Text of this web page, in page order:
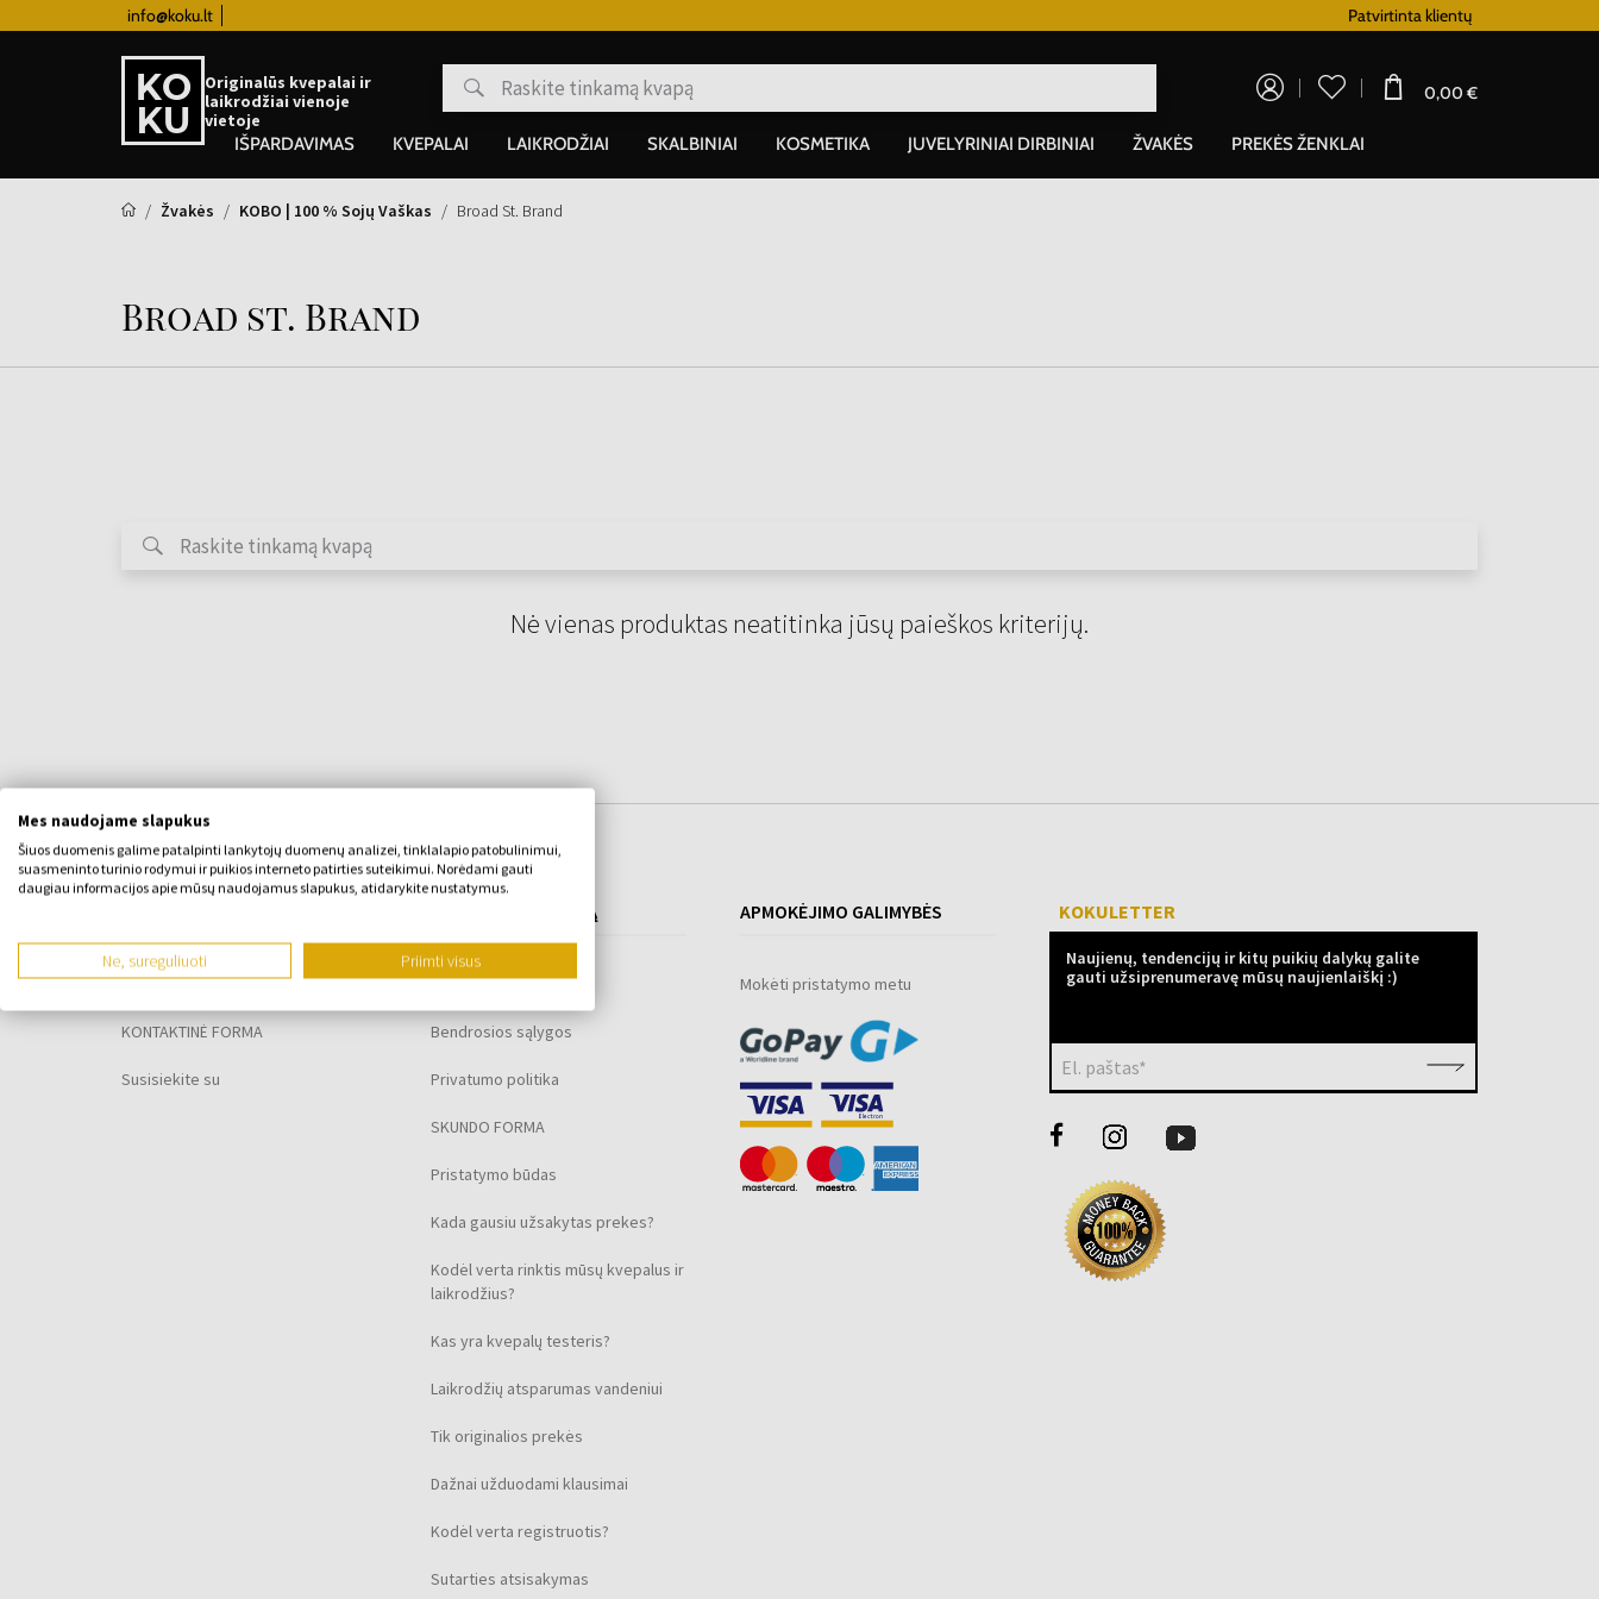
info@koku.lt Patvirtinta klientų
Originalūs kvepalai ir
laikrodžiai vienoje
vietoje
0,00 €
IŠPARDAVIMAS KVEPALAI LAIKRODŽIAI SKALBINIAI KOSMETIKA JUVELYRINIAI DIRBINIAI ŽVAKĖS PREKĖS ŽENKLAI
Žvakės KOBO | 100 % Sojų Vaškas Broad St. Brand
Broad st. Brand
Nė vienas produktas neatitinka jūsų paieškos kriterijų.
Apie mus
KONTAKTINĖ FORMA
Susisiekite su
VISKAS APIE PIRKIMĄ
Lojalumo programa
Bendrosios sąlygos
Privatumo politika
SKUNDO FORMA
Pristatymo būdas
Kada gausiu užsakytas prekes?
Kodėl verta rinktis mūsų kvepalus ir
laikrodžius?
Kas yra kvepalų testeris?
Laikrodžių atsparumas vandeniui
Tik originalios prekės
Dažnai užduodami klausimai
Kodėl verta registruotis?
Sutarties atsisakymas
APMOKĖJIMO GALIMYBĖS
Mokėti pristatymo metu
KOKULETTER
Naujienų, tendencijų ir kitų puikių dalykų galite
gauti užsiprenumeravę mūsų naujienlaiškį :)
El. paštas*
Mes naudojame slapukus
Šiuos duomenis galime patalpinti lankytojų duomenų analizei, tinklalapio patobulinimui,
suasmeninto turinio rodymui ir puikios interneto patirties suteikimui. Norėdami gauti
daugiau informacijos apie mūsų naudojamus slapukus, atidarykite nustatymus.
Ne, sureguliuoti Priimti visus